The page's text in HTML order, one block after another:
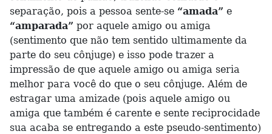
separação, pois a pessoa sente-se “amada” e
“amparada” por aquele amigo ou amiga
(sentimento que não tem sentido ultimamente da
parte do seu cônjuge) e isso pode trazer a
impressão de que aquele amigo ou amiga seria
melhor para você do que o seu cônjuge. Além de
estragar uma amizade (pois aquele amigo ou
amiga que também é carente e sente reciprocidade
sua acaba se entregando a este pseudo-sentimento)